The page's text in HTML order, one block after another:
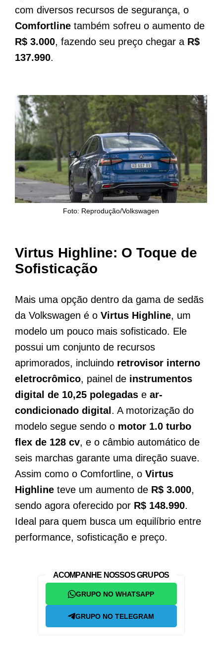
com diversos recursos de segurança, o
Comfortline também sofreu o aumento de
R$ 3.000, fazendo seu preço chegar a R$
137.990.
Foto: Reprodução/Volkswagen
Virtus Highline: O Toque de
Sofisticação
Mais uma opção dentro da gama de sedãs
da Volkswagen é o Virtus Highline, um
modelo um pouco mais sofisticado. Ele
possui um conjunto de recursos
aprimorados, incluindo retrovisor interno
eletrocrômico, painel de instrumentos
digital de 10,25 polegadas e ar-
condicionado digital . A motorização do
modelo segue sendo o motor 1.0 turbo
flex de 128 cv, e o câmbio automático de
seis marchas garante uma direção suave.
Assim como o Comfortline, o Virtus
Highline teve um aumento de R$ 3.000,
sendo agora oferecido por R$ 148.990.
Ideal para quem busca um equilíbrio entre
performance, sofisticação e preço.
ACOMPANHE NOSSOS GRUPOS
GRUPO NO WHATSAPP
GRUPO NO TELEGRAM